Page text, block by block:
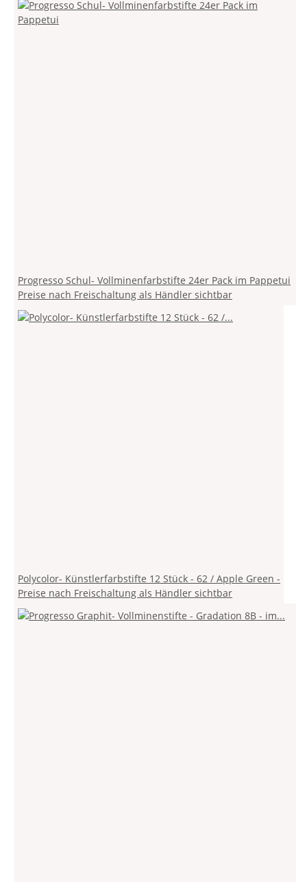
Progresso Schul- Vollminenfarbstifte 24er Pack im Pappetui
Preise nach Freischaltung als Händler sichtbar
Polycolor- Künstlerfarbstifte 12 Stück - 62 / Apple Green -
Preise nach Freischaltung als Händler sichtbar